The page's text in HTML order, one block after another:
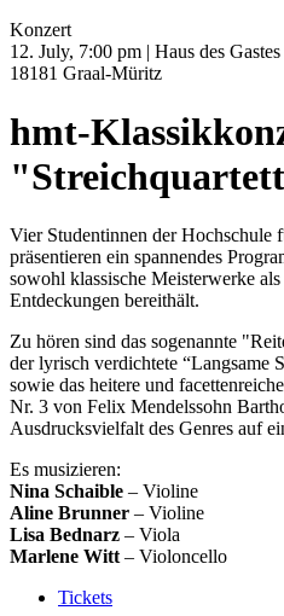
Konzert
12. July, 7:00 pm | Haus des
18181 Graal-Müritz
hmt-
Vier Studentinnen der Hochschule
präsentieren ein spannendes
sowohl klassische Meisterwerke
Entdeckungen bereithält.
Zu hören sind das sogenannte
der lyrisch verdichtete “Langsame
sowie das heitere und
Nr. 3 von Felix Mendelssohn
Ausdrucksvielfalt des Genres auf
Es musizieren:
Nina Schaible – Violine
Aline Brunner – Violine
Lisa Bednarz – Viola
Marlene Witt– Violoncello
Tickets